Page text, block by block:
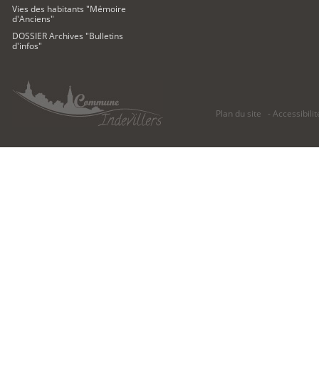
Vies des habitants "Mémoire
d'Anciens"
DOSSIER Archives "Bulletins
d'infos"
Plan du site